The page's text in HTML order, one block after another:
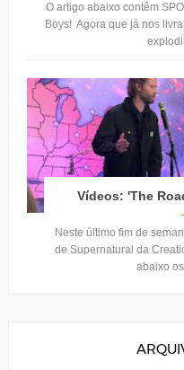
O artigo abaixo contêm
Boys! Agora que já nos
Vídeos: 'The
Neste último fim de
de Supernatural da
abaixo